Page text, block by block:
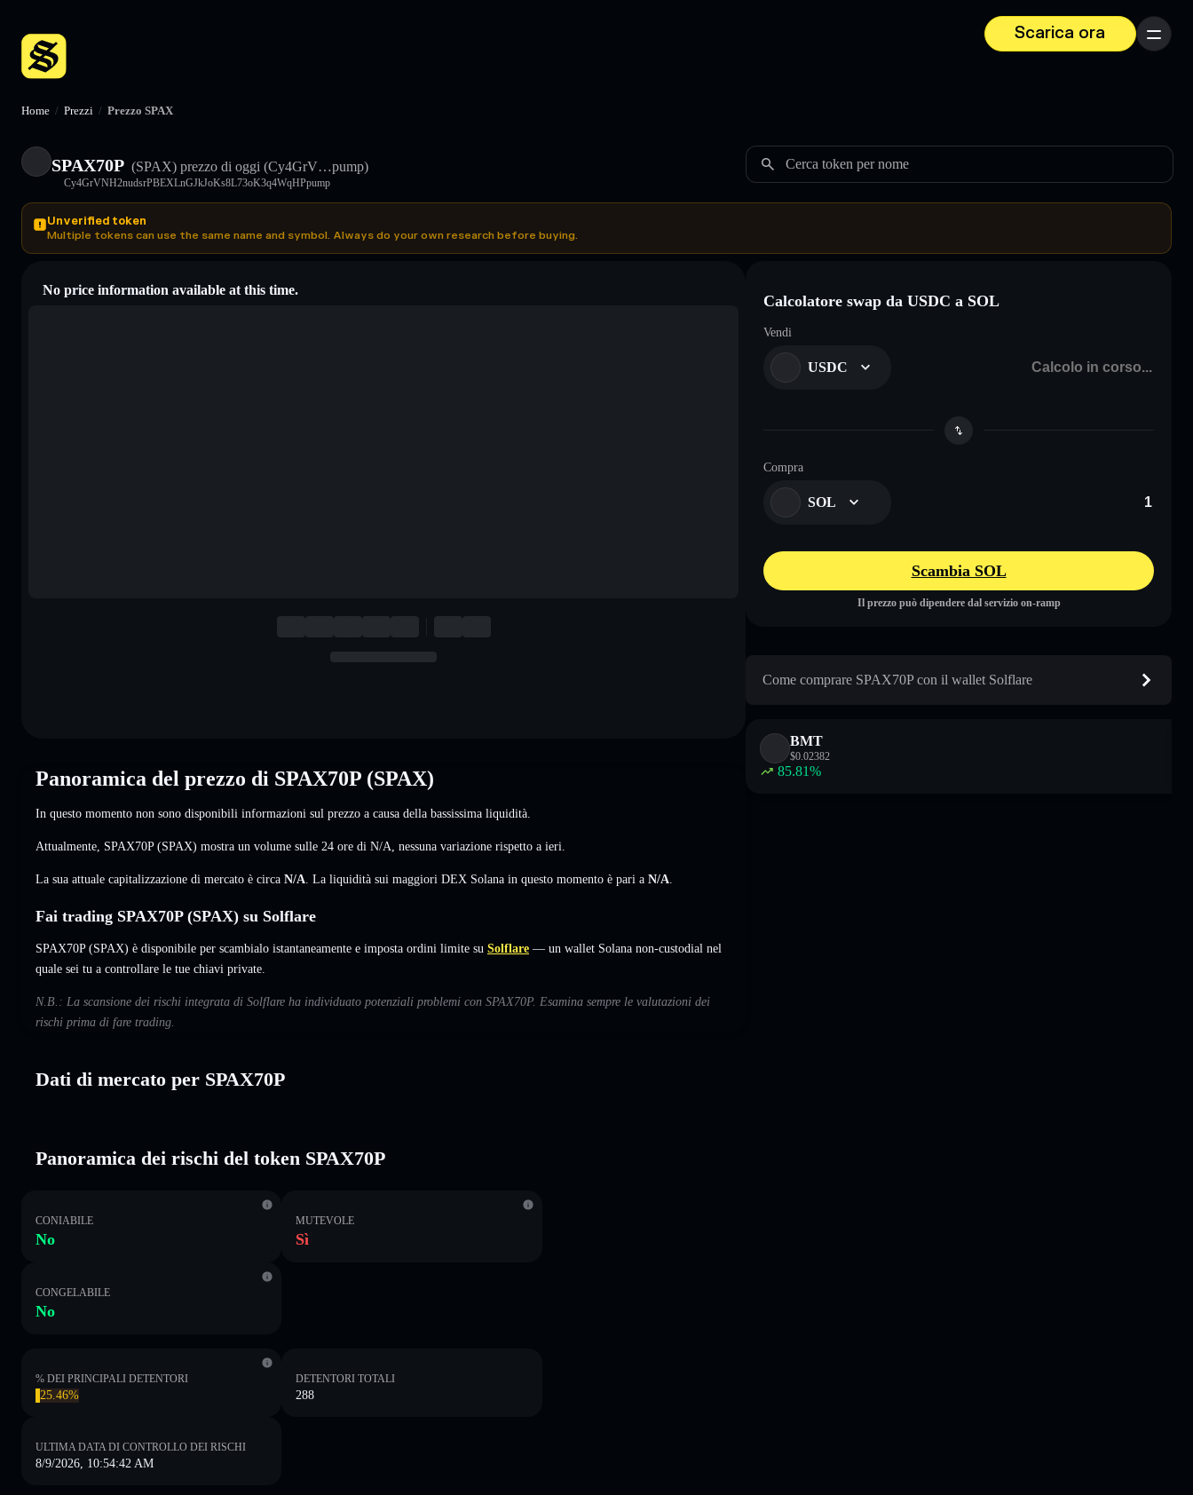
Scarica ora
Menu
Home / Prezzi / Prezzo SPAX
SPAX70P (SPAX) prezzo di oggi (Cy4GrV…pump)
Cy4GrVNH2nudsrPBEXLnGJkJoKs8L73oK3q4WqHPpump
Cerca token per nome
Unverified token
Multiple tokens can use the same name and symbol. Always do your own research before buying.
No price information available at this time.
Panoramica del prezzo di SPAX70P (SPAX)
In questo momento non sono disponibili informazioni sul prezzo a causa della bassissima liquidità.
Attualmente, SPAX70P (SPAX) mostra un volume sulle 24 ore di N/A nessuna variazione rispetto a ieri.
La sua attuale capitalizzazione di mercato è circa N/A . La liquidità sui maggiori DEX Solana in questo momento è pari a N/A
Fai trading SPAX70P (SPAX) su Solflare
SPAX70P (SPAX) è disponibile per scambialo istantaneamente e imposta ordini limite su Solflare — un wallet Solana non-custodial nel
quale sei tu a controllare le tue chiavi private.
N.B.: La scansione dei rischi integrata di Solflare ha individuato potenziali problemi con SPAX70P. Esamina sempre le valutazioni dei
rischi prima di fare trading.
Dati di mercato per SPAX70P
Panoramica dei rischi del token SPAX70P
CONIABILE
No
MUTEVOLE
Sì
CONGELABILE
No
% DEI PRINCIPALI DETENTORI
25.46%
DETENTORI TOTALI
288
ULTIMA DATA DI CONTROLLO DEI RISCHI
8/9/2026, 10:54:42 AM
Calcolatore swap da USDC a SOL
Vendi
USDC
Compra
SOL
Scambia SOL
Il prezzo può dipendere dal servizio on-ramp
Come comprare SPAX70P con il wallet Solflare
BMT
$0.02382
85.81%